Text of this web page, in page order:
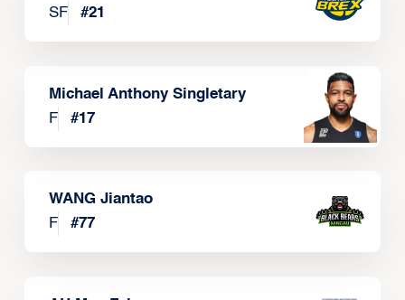
SF
#21
Michael Anthony Singletary
F
#17
WANG Jiantao
F
#77